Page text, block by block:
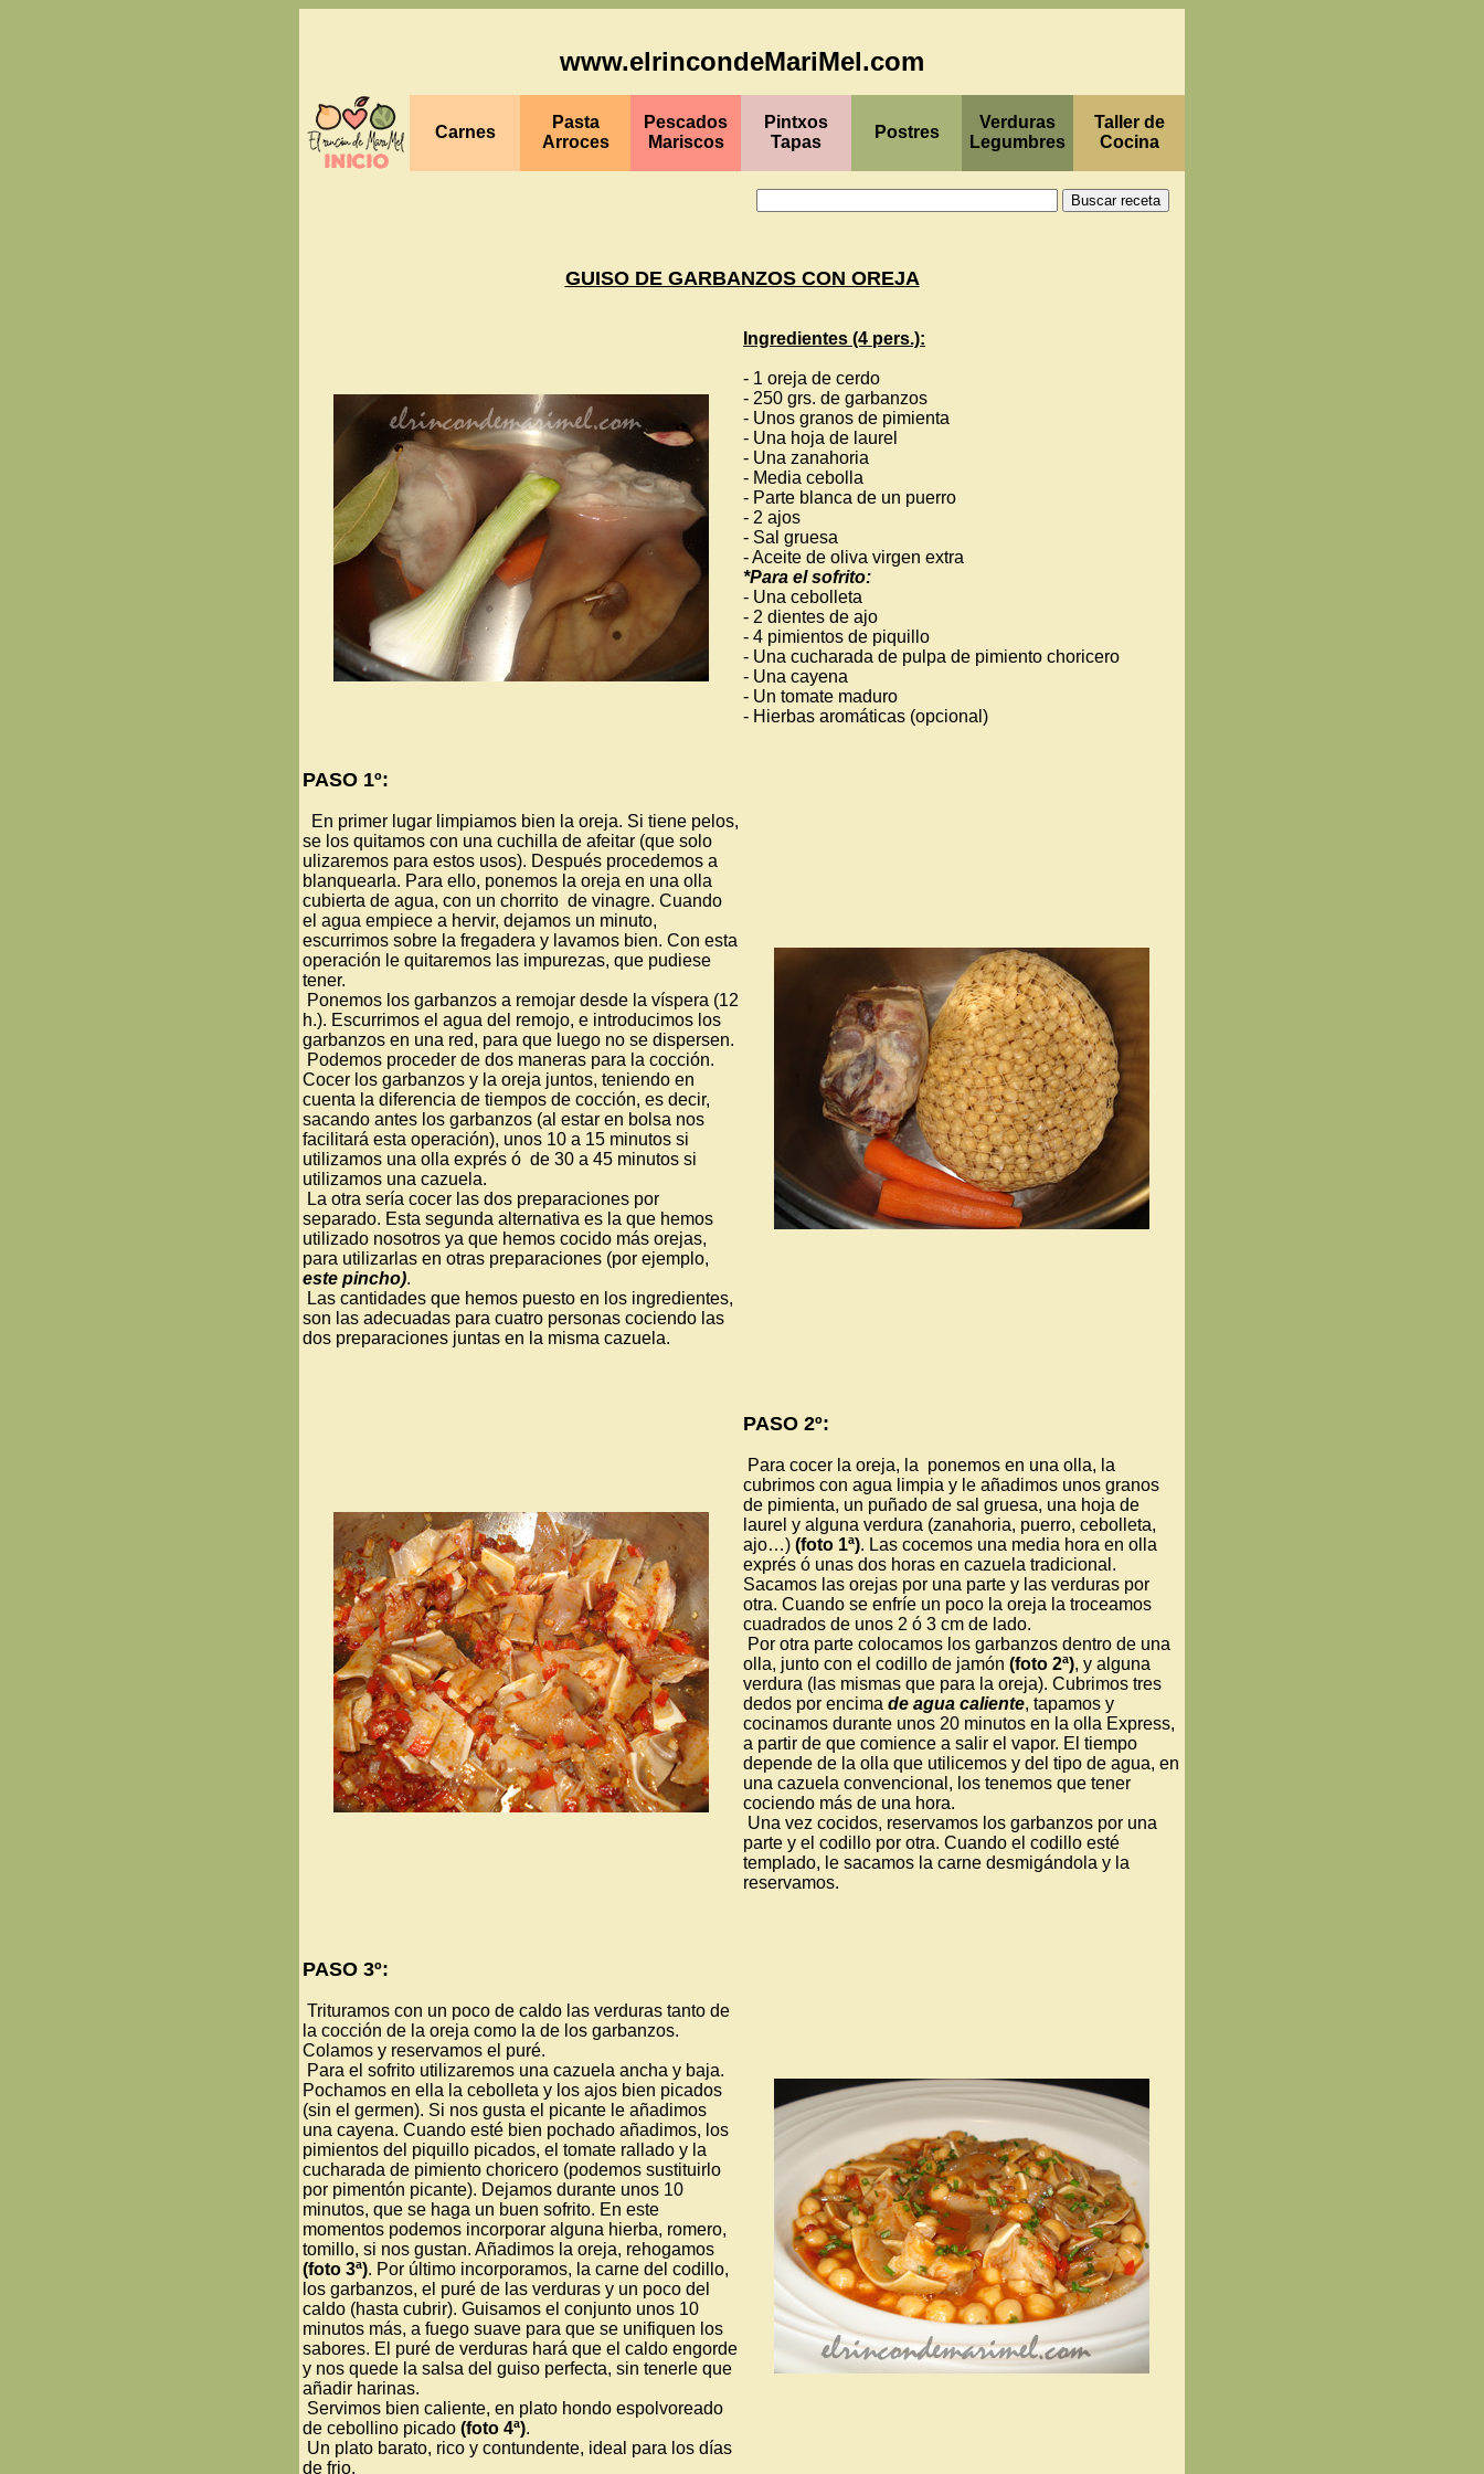
www.elrincondeMariMel.com
Carnes
Pasta
Arroces
Pescados
Mariscos
Pintxos
Tapas
Postres
Verduras
Legumbres
Taller de
Cocina
GUISO DE GARBANZOS CON OREJA
Ingredientes (4 pers.):
- 1 oreja de cerdo
- 250 grs. de garbanzos
- Unos granos de pimienta
- Una hoja de laurel
- Una zanahoria
- Media cebolla
- Parte blanca de un puerro
- 2 ajos
- Sal gruesa
- Aceite de oliva virgen extra
*Para el sofrito:
- Una cebolleta
- 2 dientes de ajo
- 4 pimientos de piquillo
- Una cucharada de pulpa de pimiento choricero
- Una cayena
- Un tomate maduro
- Hierbas aromáticas (opcional)
PASO 1º:
En primer lugar limpiamos bien la oreja. Si tiene pelos,
se los quitamos con una cuchilla de afeitar (que solo
ulizaremos para estos usos). Después procedemos a
blanquearla. Para ello, ponemos la oreja en una olla
cubierta de agua, con un chorrito de vinagre. Cuando
el agua empiece a hervir, dejamos un minuto,
escurrimos sobre la fregadera y lavamos bien. Con esta
operación le quitaremos las impurezas, que pudiese
tener.
Ponemos los garbanzos a remojar desde la víspera (12
h.). Escurrimos el agua del remojo, e introducimos los
garbanzos en una red, para que luego no se dispersen.
Podemos proceder de dos maneras para la cocción.
Cocer los garbanzos y la oreja juntos, teniendo en
cuenta la diferencia de tiempos de cocción, es decir,
sacando antes los garbanzos (al estar en bolsa nos
facilitará esta operación), unos 10 a 15 minutos si
utilizamos una olla exprés ó de 30 a 45 minutos si
utilizamos una cazuela.
La otra sería cocer las dos preparaciones por
separado. Esta segunda alternativa es la que hemos
utilizado nosotros ya que hemos cocido más orejas,
para utilizarlas en otras preparaciones (por ejemplo,
este pincho).
Las cantidades que hemos puesto en los ingredientes,
son las adecuadas para cuatro personas cociendo las
dos preparaciones juntas en la misma cazuela.
PASO 2º:
Para cocer la oreja, la ponemos en una olla, la
cubrimos con agua limpia y le añadimos unos granos
de pimienta, un puñado de sal gruesa, una hoja de
laurel y alguna verdura (zanahoria, puerro, cebolleta,
ajo…) (foto 1ª). Las cocemos una media hora en olla
exprés ó unas dos horas en cazuela tradicional.
Sacamos las orejas por una parte y las verduras por
otra. Cuando se enfríe un poco la oreja la troceamos
cuadrados de unos 2 ó 3 cm de lado.
Por otra parte colocamos los garbanzos dentro de una
olla, junto con el codillo de jamón (foto 2ª), y alguna
verdura (las mismas que para la oreja). Cubrimos tres
dedos por encima de agua caliente, tapamos y
cocinamos durante unos 20 minutos en la olla Express,
a partir de que comience a salir el vapor. El tiempo
depende de la olla que utilicemos y del tipo de agua, en
una cazuela convencional, los tenemos que tener
cociendo más de una hora.
Una vez cocidos, reservamos los garbanzos por una
parte y el codillo por otra. Cuando el codillo esté
templado, le sacamos la carne desmigándola y la
reservamos.
PASO 3º:
Trituramos con un poco de caldo las verduras tanto de
la cocción de la oreja como la de los garbanzos.
Colamos y reservamos el puré.
Para el sofrito utilizaremos una cazuela ancha y baja.
Pochamos en ella la cebolleta y los ajos bien picados
(sin el germen). Si nos gusta el picante le añadimos
una cayena. Cuando esté bien pochado añadimos, los
pimientos del piquillo picados, el tomate rallado y la
cucharada de pimiento choricero (podemos sustituirlo
por pimentón picante). Dejamos durante unos 10
minutos, que se haga un buen sofrito. En este
momentos podemos incorporar alguna hierba, romero,
tomillo, si nos gustan. Añadimos la oreja, rehogamos
(foto 3ª). Por último incorporamos, la carne del codillo,
los garbanzos, el puré de las verduras y un poco del
caldo (hasta cubrir). Guisamos el conjunto unos 10
minutos más, a fuego suave para que se unifiquen los
sabores. El puré de verduras hará que el caldo engorde
y nos quede la salsa del guiso perfecta, sin tenerle que
añadir harinas.
Servimos bien caliente, en plato hondo espolvoreado
de cebollino picado (foto 4ª).
Un plato barato, rico y contundente, ideal para los días
de frio.